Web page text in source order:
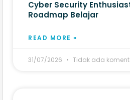
Cyber Security
Roadmap Belajar
READ MORE »
31/07/2026 Tidak ada